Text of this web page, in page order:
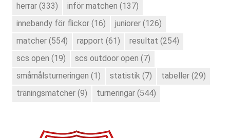
herrar (333) inför matchen (137)
innebandy för flickor (16) juniorer (126)
matcher (554) rapport (61) resultat (254)
scs open (19) scs outdoor open (7)
småmålsturneringen (1) statistik (7) tabeller (29)
träningsmatcher (9) turneringar (544)